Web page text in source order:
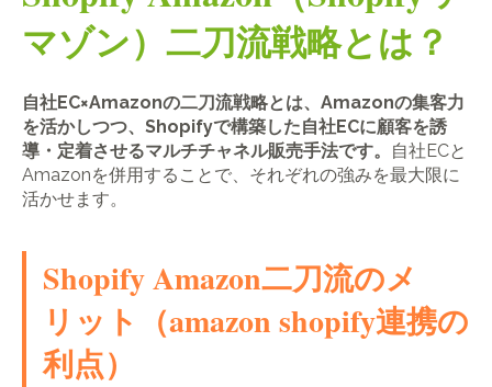
マゾン）二刀流戦略とは？
自社EC×Amazonの二刀流戦略とは、Amazonの集客力
を活かしつつ、Shopifyで構築した自社ECに顧客を誘
導・定着させるマルチチャネル販売手法です。
自社ECと
Amazonを併用することで、それぞれの強みを最大限に
活かせます。
Shopify Amazon二刀流のメ
リット（amazon shopify連携の
利点）